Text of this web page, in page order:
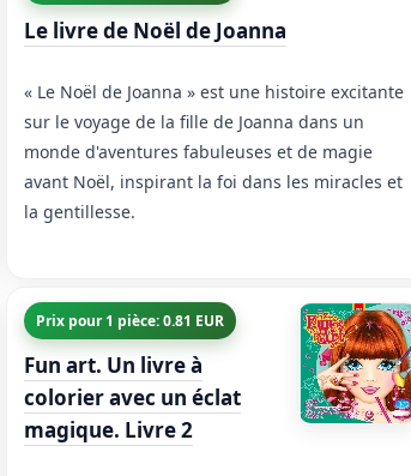
Le livre de Noël de Joanna
« Le Noël de Joanna » est une histoire excitante
sur le voyage de la fille de Joanna dans un
monde d'aventures fabuleuses et de magie
avant Noël, inspirant la foi dans les miracles et
la gentillesse.
Prix pour 1 pièce: 0.81 EUR
Fun art. Un livre à
colorier avec un éclat
magique. Livre 2